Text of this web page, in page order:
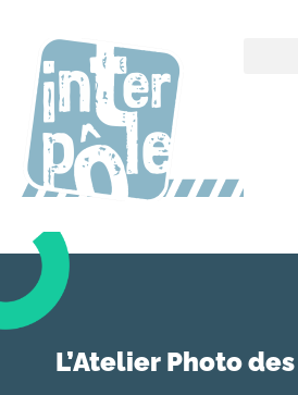
L’Atelier Photo